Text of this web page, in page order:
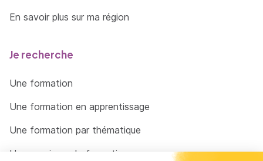
En savoir plus sur ma région
Je recherche
Une formation
Une formation en apprentissage
Une formation par thématique
Un organisme de formation